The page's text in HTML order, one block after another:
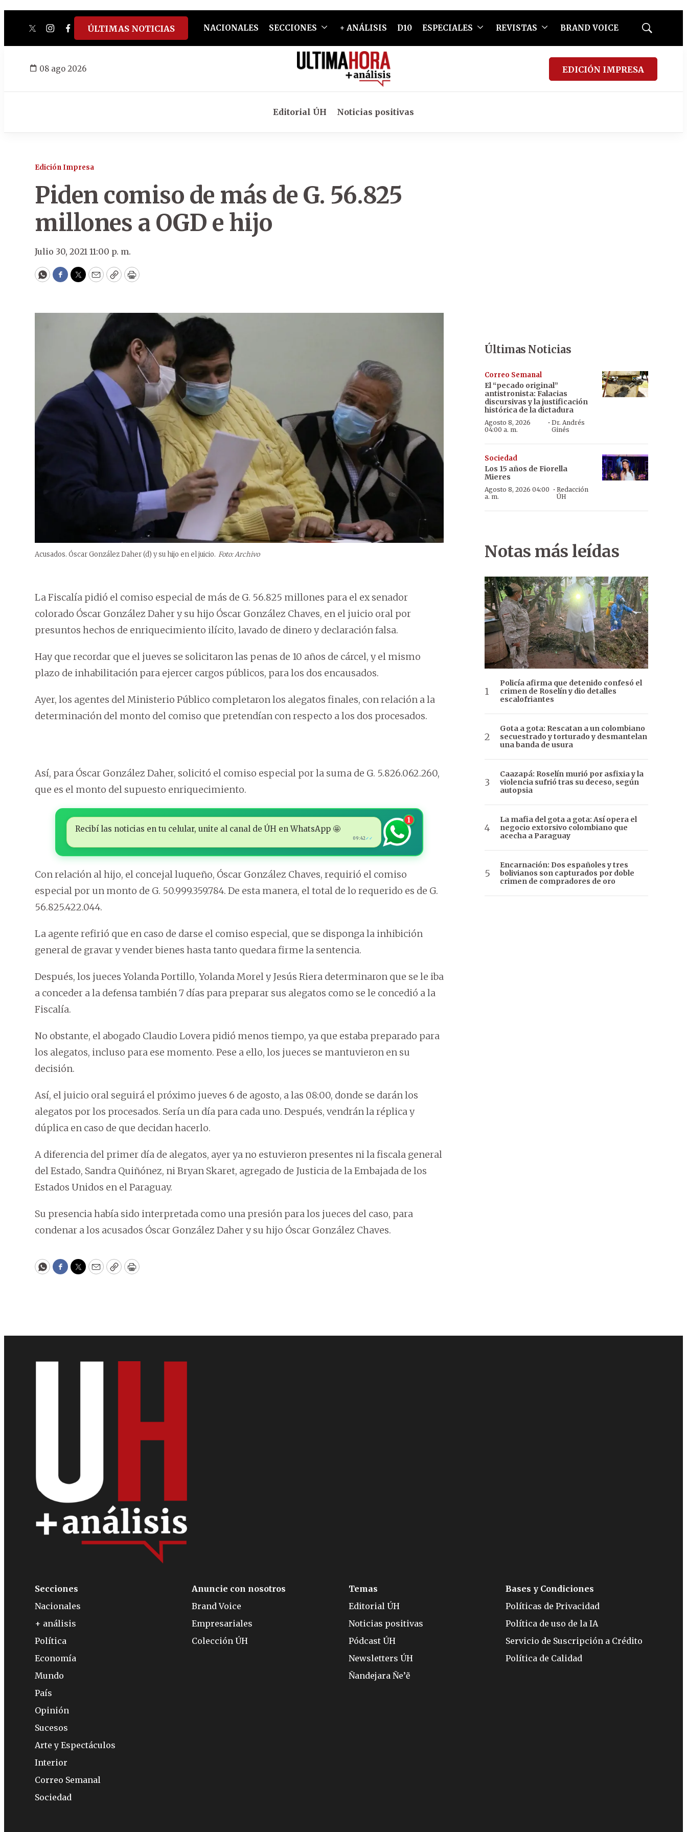
twitterinstagram
facebook
tiktokyoutube
spotify
ÚLTIMAS NOTICIAS NACIONALES SECCIONES + ANÁLISIS D10 ESPECIALES REVISTAS BRAND VOICE
Mostrar
08 ago 2026 EDICIÓN IMPRESA
Editorial ÚH Noticias positivas
Edición Impresa
Piden comiso de más de G. 56.825
millones a OGD e hijo
Julio 30, 2021 11:00 p. m.
WhatsApp
Facebook
Twitter
EmailCopyPrint
Acusados. Óscar González Daher (d) y su hijo en el juicio. Foto: Archivo
La Fiscalía pidió el comiso especial de más de G. 56.825 millones para el ex senador
colorado Óscar González Daher y su hijo Óscar González Chaves, en el juicio oral por
presuntos hechos de enriquecimiento ilícito, lavado de dinero y declaración falsa.
Hay que recordar que el jueves se solicitaron las penas de 10 años de cárcel, y el mismo
plazo de inhabilitación para ejercer cargos públicos, para los dos encausados.
Ayer, los agentes del Ministerio Público completaron los alegatos finales, con relación a la
determinación del monto del comiso que pretendían con respecto a los dos procesados.
Así, para Óscar González Daher, solicitó el comiso especial por la suma de G. 5.826.062.260,
que es el monto del supuesto enriquecimiento.
Recibí las noticias en tu celular, unite al canal de ÚH en WhatsApp 🤩
09:42✓✓
1
Con relación al hijo, el concejal luqueño, Óscar González Chaves, requirió el comiso
especial por un monto de G. 50.999.359.784. De esta manera, el total de lo requerido es de G.
56.825.422.044.
La agente refirió que en caso de darse el comiso especial, que se disponga la inhibición
general de gravar y vender bienes hasta tanto quedara firme la sentencia.
Después, los jueces Yolanda Portillo, Yolanda Morel y Jesús Riera determinaron que se le iba
a conceder a la defensa también 7 días para preparar sus alegatos como se le concedió a la
Fiscalía.
No obstante, el abogado Claudio Lovera pidió menos tiempo, ya que estaba preparado para
los alegatos, incluso para ese momento. Pese a ello, los jueces se mantuvieron en su
decisión.
Así, el juicio oral seguirá el próximo jueves 6 de agosto, a las 08:00, donde se darán los
alegatos por los procesados. Sería un día para cada uno. Después, vendrán la réplica y
dúplica en caso de que decidan hacerlo.
A diferencia del primer día de alegatos, ayer ya no estuvieron presentes ni la fiscala general
del Estado, Sandra Quiñónez, ni Bryan Skaret, agregado de Justicia de la Embajada de los
Estados Unidos en el Paraguay.
Su presencia había sido interpretada como una presión para los jueces del caso, para
condenar a los acusados Óscar González Daher y su hijo Óscar González Chaves.
WhatsApp
Facebook
Twitter
EmailCopyPrint
Últimas Noticias
Correo Semanal
El “pecado original”
antistronista: Falacias
discursivas y la justificación
histórica de la dictadura
Agosto 8, 2026
04:00 a. m.
·Dr. Andrés
Ginés
Sociedad
Los 15 años de Fiorella
Mieres
Agosto 8, 2026 04:00
a. m.
· Redacción
ÚH
Notas más leídas
Policía afirma que detenido confesó el
crimen de Roselín y dio detalles
escalofriantes
Gota a gota: Rescatan a un colombiano
secuestrado y torturado y desmantelan
una banda de usura
Caazapá: Roselín murió por asfixia y la
violencia sufrió tras su deceso, según
autopsia
La mafia del gota a gota: Así opera el
negocio extorsivo colombiano que
acecha a Paraguay
Encarnación: Dos españoles y tres
bolivianos son capturados por doble
crimen de compradores de oro
Secciones
Nacionales
+ análisis
Política
Economía
Mundo
País
Opinión
Sucesos
Arte y Espectáculos
Interior
Correo Semanal
Sociedad
Anuncie con nosotros
Brand Voice
Empresariales
Colección ÚH
Temas
Editorial ÚH
Noticias positivas
Pódcast ÚH
Newsletters ÚH
Ñandejara Ñe’ẽ
Bases y Condiciones
Políticas de Privacidad
Política de uso de la IA
Servicio de Suscripción a Crédito
Política de Calidad